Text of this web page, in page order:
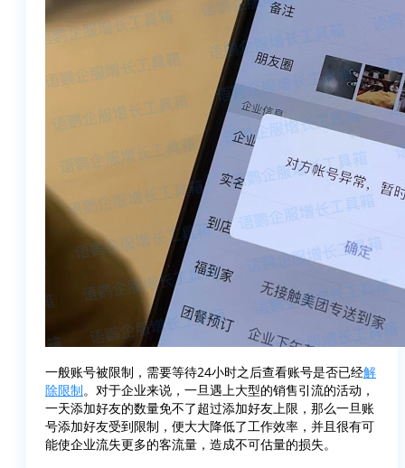
一般账号被限制，需要等待24小时之后查看账号是否已经解
除限制。对于企业来说，一旦遇上大型的销售引流的活动，
一天添加好友的数量免不了超过添加好友上限，那么一旦账
号添加好友受到限制，便大大降低了工作效率，并且很有可
能使企业流失更多的客流量，造成不可估量的损失。